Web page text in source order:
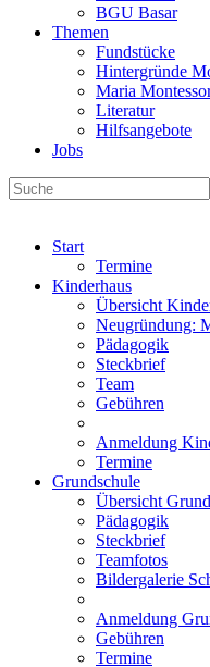
BGU Basar
Themen
Fundstücke
Hintergründe
Maria
Literatur
Hilfsangebote
Jobs
Start
Termine
Kinderhaus
Übersicht
Neugründung:
Pädagogik
Steckbrief
Team
Gebühren
Anmeldung
Termine
Grundschule
Übersicht
Pädagogik
Steckbrief
Teamfotos
Bildergalerie
Anmeldung
Gebühren
Termine